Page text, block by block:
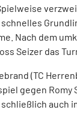
Nach dem
Seizer das
(TC
gegen Romy
auch